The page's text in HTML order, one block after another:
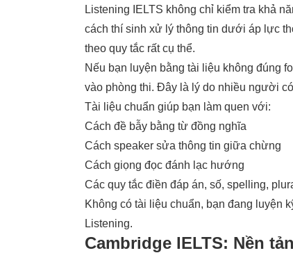
Listening IELTS không chỉ kiểm tra khả
cách thí sinh xử lý thông tin dưới áp lực
theo quy tắc rất cụ thể.
Nếu bạn luyện bằng tài liệu không đúng
vào phòng thi. Đây là lý do nhiều người
Tài liệu chuẩn giúp bạn làm quen với:
Cách đề bẫy bằng từ đồng nghĩa
Cách speaker sửa thông tin giữa chừng
Cách giọng đọc đánh lạc hướng
Các quy tắc điền đáp án, số, spelling,
Không có tài liệu chuẩn, bạn đang luyện
Listening.
Cambridge IELTS: Nền